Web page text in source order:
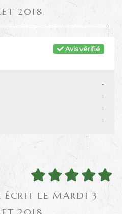
2018
Avis vérifié
-
-
-
-
ÉCRIT LE MARDI 3